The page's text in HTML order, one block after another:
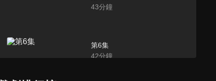
43分鐘
第6集
42分鐘